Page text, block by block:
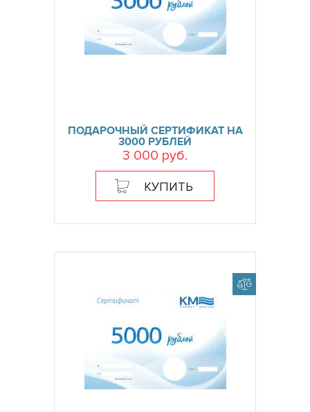
ПОДАРОЧНЫЙ СЕРТИФИКАТ НА
3000 РУБЛЕЙ
3 000 руб.
КУПИТЬ